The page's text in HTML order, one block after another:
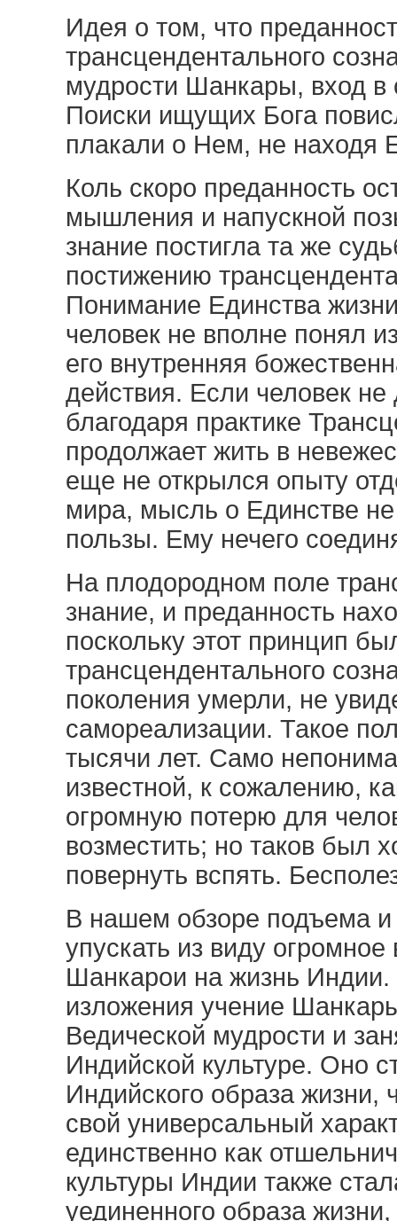
Идея о том, что
трансцендентального
мудрости Шанкары, вход в
Поиски ищущих Бога
плакали о Нем, не находя
Коль скоро преданность
мышления и напускной
знание постигла та же
постижению
Понимание Единства
человек не вполне понял
его внутренняя
действия. Если человек
благодаря практике
продолжает жить в
еще не открылся опыту
мира, мысль о Единстве
пользы. Ему нечего
На плодородном поле
знание, и преданность
поскольку этот принцип
трансцендентального
поколения умерли, не
самореализации. Такое
тысячи лет. Само
известной, к сожалению,
огромную потерю для
возместить; но таков был
повернуть вспять.
В нашем обзоре подъема
упускать из виду
Шанкарои на жизнь
изложения учение
Ведической мудрости и
Индийской культуре. Оно
Индийского образа жизни,
свой универсальный
единственно как
культуры Индии также
уединенного образа